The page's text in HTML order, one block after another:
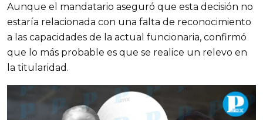
Aunque el mandatario aseguró que esta decisión no
estaría relacionada con una falta de reconocimiento
a las capacidades de la actual funcionaria, confirmó
que lo más probable es que se realice un relevo en
la titularidad.